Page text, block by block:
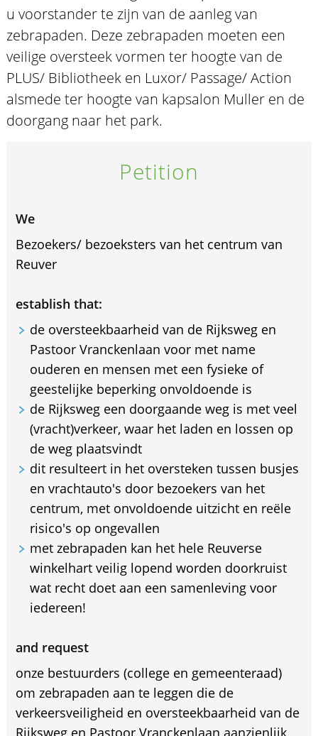
u voorstander te zijn van de aanleg van
zebrapaden. Deze zebrapaden moeten een
veilige oversteek vormen ter hoogte van de
PLUS/ Bibliotheek en Luxor/ Passage/ Action
alsmede ter hoogte van kapsalon Muller en de
doorgang naar het park.
Petition
We
Bezoekers/ bezoeksters van het centrum van
Reuver
establish that:
de oversteekbaarheid van de Rijksweg en
Pastoor Vranckenlaan voor met name
ouderen en mensen met een fysieke of
geestelijke beperking onvoldoende is
de Rijksweg een doorgaande weg is met veel
(vracht)verkeer, waar het laden en lossen op
de weg plaatsvindt
dit resulteert in het oversteken tussen busjes
en vrachtauto's door bezoekers van het
centrum, met onvoldoende uitzicht en reële
risico's op ongevallen
met zebrapaden kan het hele Reuverse
winkelhart veilig lopend worden doorkruist
wat recht doet aan een samenleving voor
iedereen!
and request
onze bestuurders (college en gemeenteraad)
om zebrapaden aan te leggen die de
verkeersveiligheid en oversteekbaarheid van de
Rijksweg en Pastoor Vranckenlaan aanzienlijk